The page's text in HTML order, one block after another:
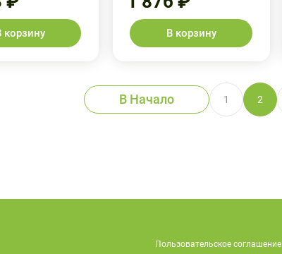
корзину В корзину
В Начало 1 2
Пользовательское соглашение